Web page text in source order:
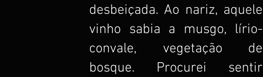
desbeiçada. Ao nariz, aquele
vinho sabia a musgo, lírio-
convale, vegetação de
bosque. Procurei sentir